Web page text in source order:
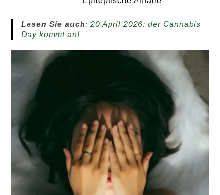
Lesen Sie auch: 20 April 2026: der Cannabis
Day kommt an!